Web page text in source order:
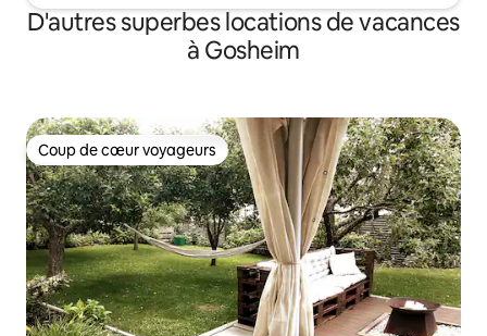
D'autres superbes locations de vacances
à Gosheim
Coup de cœur voyageurs
Coup de cœur voyageurs